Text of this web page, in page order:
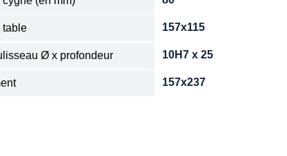
table 157x115
Ø x profondeur 10H7 x 25
157x237